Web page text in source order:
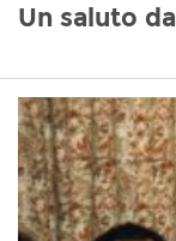
Un saluto